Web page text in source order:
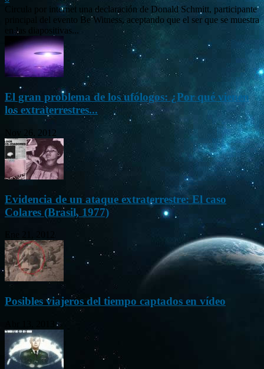
Circula por internet una declaración de Donald Schmitt, participante
principal del evento Be Witness, aceptando que el ser que se muestra
en las diapositivas...
El gran problema de los ufólogos: ¿Por qué vienen
los extraterrestres...
Nov 26, 2012
Evidencia de un ataque extraterrestre: El caso
Colares (Brasil, 1977)
Posibles viajeros del tiempo captados en vídeo